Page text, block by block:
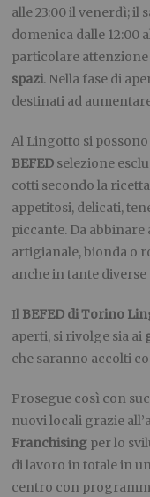
alle 23:00 il venerdì; il
domenica dalle 12:00
particolare attenzione
spazi. Nella fase di
destinati ad
Al Lingotto si
BEFED selezione
cotti secondo la
appetitosi, delicati,
piccante. Da abbinare
artigianale, bionda o
anche in tante
Il BEFED di Torino
aperti, si rivolge sia ai
che saranno accolti
Prosegue così con
nuovi locali grazie
Franchising per lo
di lavoro in totale in
centro con